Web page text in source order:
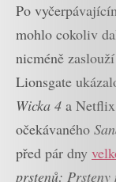
Po
mohlo cokoliv
nicméně
Lionsgate
Wicka 4 a
očekávaného
před pár dny
prstenů: Prsteny